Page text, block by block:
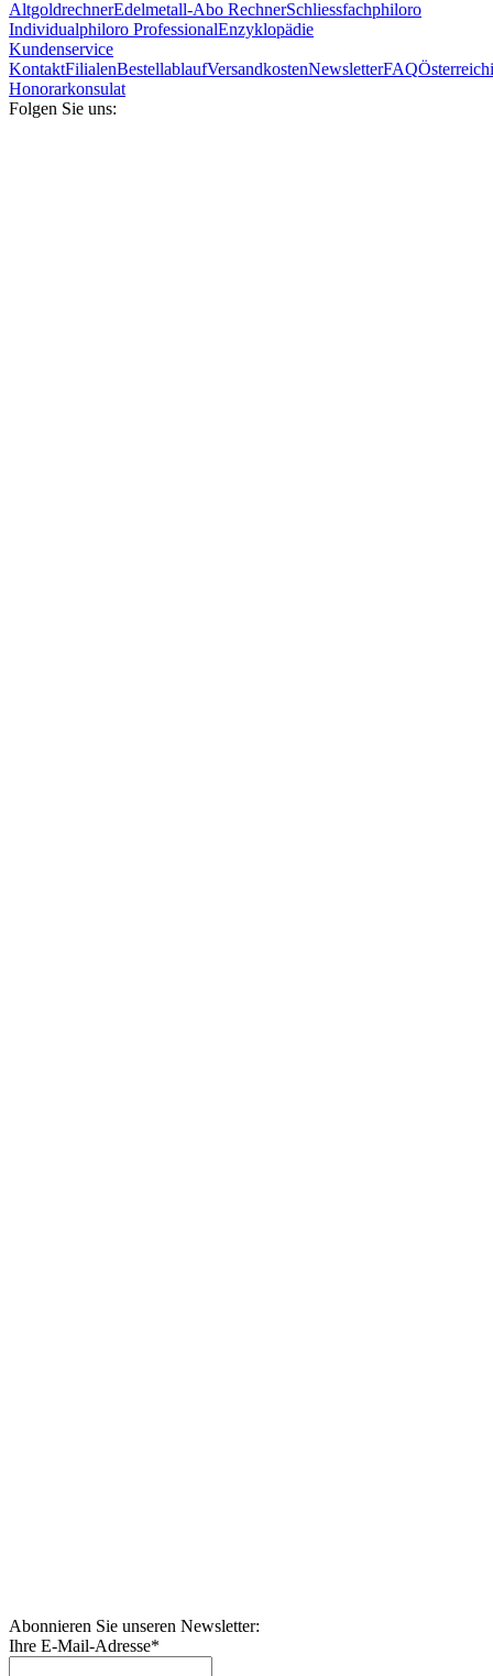
AltgoldrechnerEdelmetall-Abo RechnerSchliessfachphiloro
Individualphiloro ProfessionalEnzyklopädie
Kundenservice
KontaktFilialenBestellablaufVersandkostenNewsletterFAQ
Honorarkonsulat
Folgen Sie uns:
Abonnieren Sie unseren Newsletter:
Ihre E-Mail-Adresse*